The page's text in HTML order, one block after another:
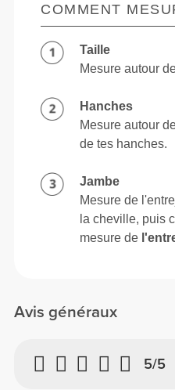
Avis généraux
5/5
COMMENT
Taille
Mesure autour
Hanches
Mesure autour
de tes hanches.
Jambe
Mesure de
la cheville, puis
mesure de